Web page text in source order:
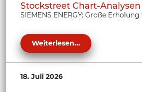
Stockstreet Chart-Analysen
SIEMENS ENERGY: Große
Weiterlesen...
18. Juli 2026